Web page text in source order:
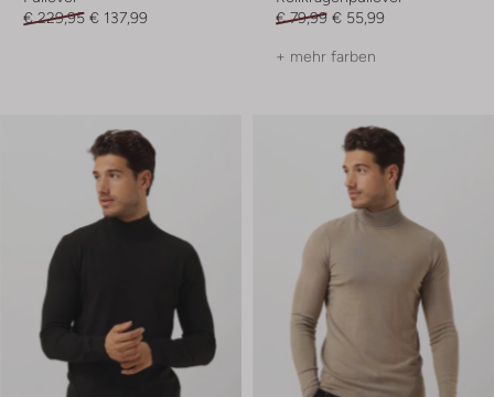
€ 229,95 € 137,99
€ 79,99 € 55,99
+ mehr farben